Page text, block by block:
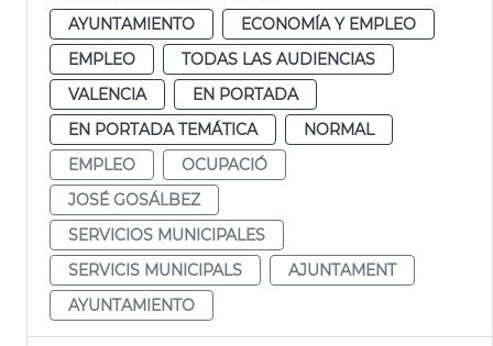
AYUNTAMIENTO
ECONOMÍA Y EMPLEO
EMPLEO
TODAS LAS AUDIENCIAS
VALENCIA
EN PORTADA
EN PORTADA TEMÁTICA
NORMAL
EMPLEO
OCUPACIÓ
JOSÉ GOSÁLBEZ
SERVICIOS MUNICIPALES
SERVICIS MUNICIPALS
AJUNTAMENT
AYUNTAMIENTO